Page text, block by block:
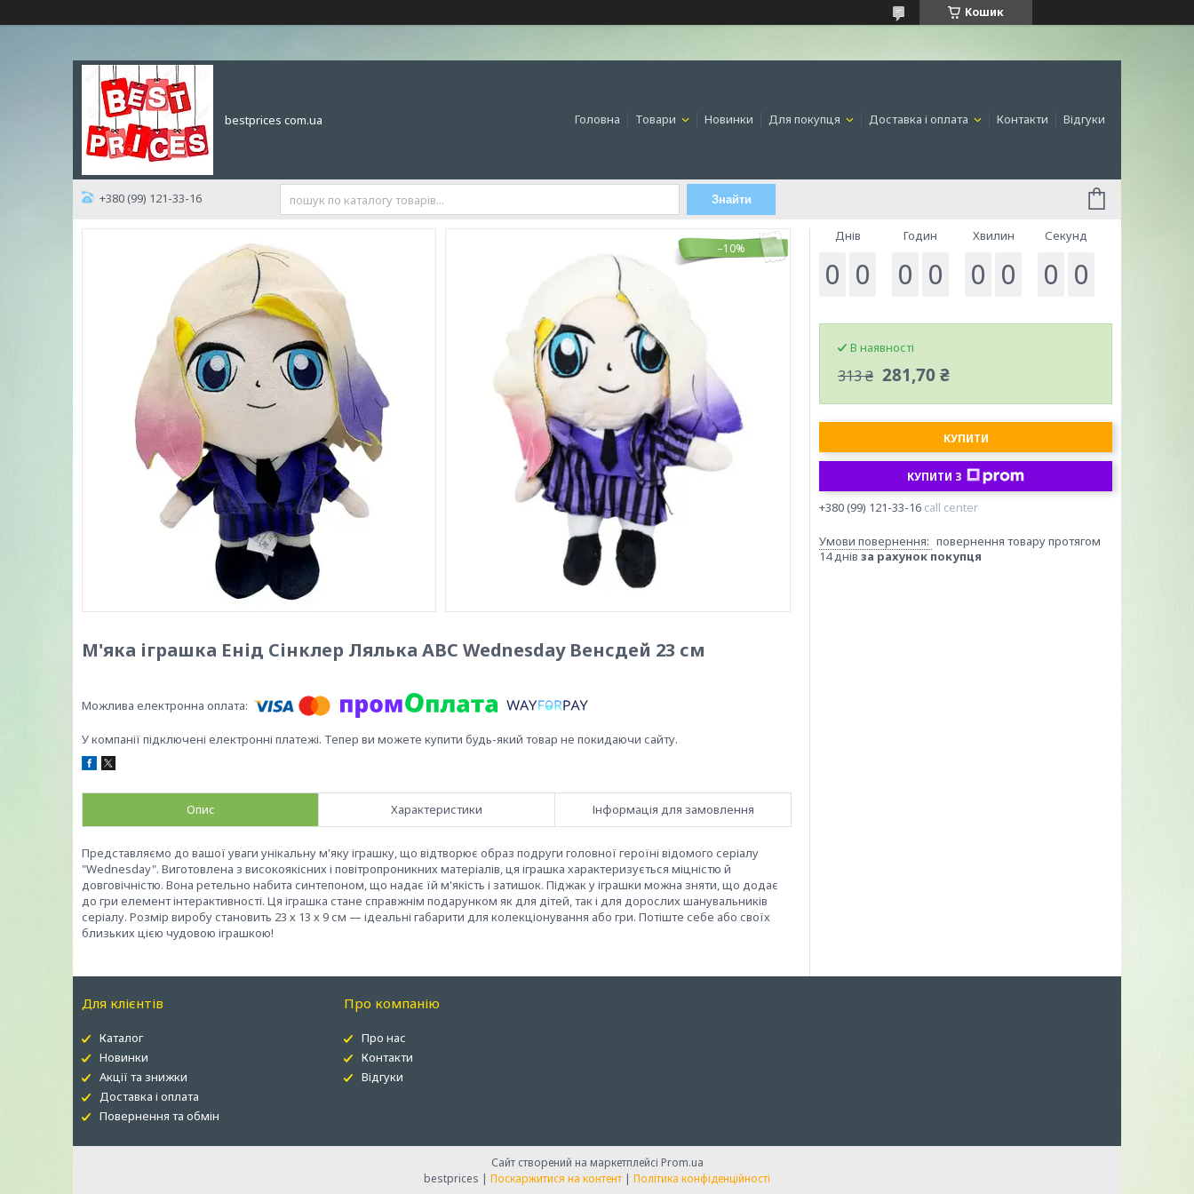
Кошик
bestprices com.ua Головна Товари Новинки Для покупця Доставка і оплата Контакти Відгуки
+380 (99) 121-33-16 Знайти
–10%
М'яка іграшка Енід Сінклер Лялька ABC Wednesday Венсдей 23 см
У компанії підключені електронні платежі. Тепер ви можете купити будь-який товар не покидаючи сайту.
Опис Характеристики Інформація для замовлення
Представляємо до вашої уваги унікальну м'яку іграшку, що відтворює образ подруги головної героїні відомого серіалу
"Wednesday". Виготовлена з високоякісних і повітропроникних матеріалів, ця іграшка характеризується міцністю й
довговічністю. Вона ретельно набита синтепоном, що надає їй м'якість і затишок. Піджак у іграшки можна зняти, що додає
до гри елемент інтерактивності. Ця іграшка стане справжнім подарунком як для дітей, так і для дорослих шанувальників
серіалу. Розмір виробу становить 23 х 13 х 9 см — ідеальні габарити для колекціонування або гри. Потіште себе або своїх
близьких цією чудовою іграшкою!
Днів
0 0
Годин
0 0
Хвилин
0 0
Секунд
0 0
В наявності
313 ₴ 281,70 ₴
КУПИТИ
КУПИТИ З
+380 (99) 121-33-16 call center
повернення товару протягом
14 днів за рахунок покупця
Для клієнтів
Каталог
Новинки
Акції та знижки
Доставка і оплата
Повернення та обмін
Про компанію
Про нас
Контакти
Відгуки
Сайт створений на маркетплейсі Prom.ua
bestprices | Поскаржитися на контент | Політика конфіденційності